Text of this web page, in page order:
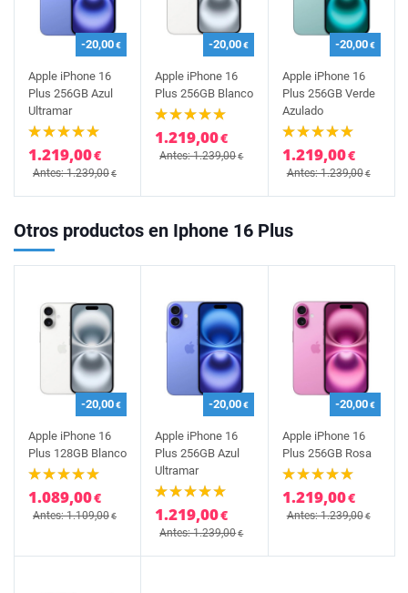
-20,00€
Apple iPhone 16
Plus 256GB Azul
Ultramar
1.219,00€
Antes: 1.239,00€
-20,00€
Apple iPhone 16
Plus 256GB Blanco
1.219,00€
Antes: 1.239,00€
-20,00€
Apple iPhone 16
Plus 256GB Verde
Azulado
1.219,00€
Antes: 1.239,00€
Otros productos en Iphone 16 Plus
-20,00€
Apple iPhone 16
Plus 128GB Blanco
1.089,00€
Antes: 1.109,00€
-20,00€
Apple iPhone 16
Plus 256GB Azul
Ultramar
1.219,00€
Antes: 1.239,00€
-20,00€
Apple iPhone 16
Plus 256GB Rosa
1.219,00€
Antes: 1.239,00€